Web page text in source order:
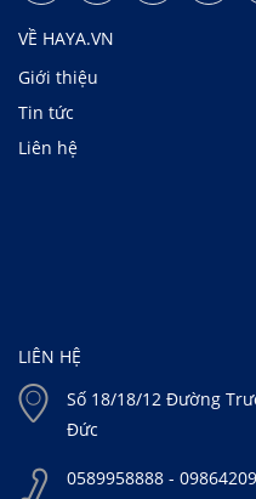
VỀ HAYA.VN
Giới thiệu
Tin tức
Liên hệ
LIÊN HỆ
Số 18/18/12 Đường
Đức
0589958888 -